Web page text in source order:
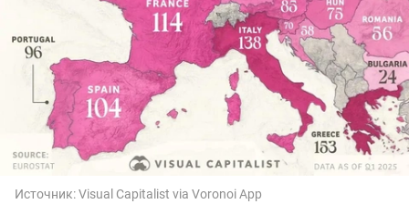
Источник:Visual Capitalist via Voronoi App